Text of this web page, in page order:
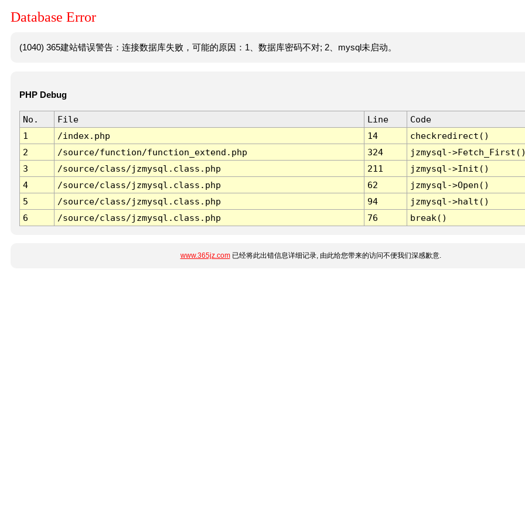
Database Error
(1040) 365建站错误警告：连接数据库失败，可能的原因：1、数据库密码不对; 2、mysql未启动。
PHP Debug
No. File Line
Code
1
/index.php 14
checkredirect()
2
/source/function/function_extend.php 324
jzmysql-
3
/source/class/jzmysql.class.php 211
jzmysql->Init()
4
/source/class/jzmysql.class.php 62
jzmysql->Open()
5
/source/class/jzmysql.class.php 94
jzmysql->halt()
6
/source/class/jzmysql.class.php 76 break()
www.365jz.com已经将此出错信息详细记录, 由此给您带来的访问不便我们深感歉意.